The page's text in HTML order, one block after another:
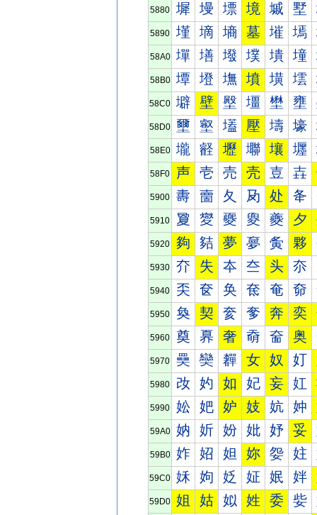
5880 墀 墁 墂 境 墄 墅
5890 墐 墑 墒 墓 墔 墕
58A0 墠 墡 墢 墣 墤 墥
58B0 墰 墱 墲 墳 墴 墵
58C0 壀 壁 壂 壃 壄 壅
58D0 壐 壑 壒 壓 壔 壕
58E0 壠 壡 壢 壣 壤 壥
58F0 声 壱 売 壳 壴 壵
5900 夀 夁 夂 夃 处 夅
5910 夐 夑 夒 夓 夔 夕
5920 夠 夡 夢 夣 夤 夥
5930 夰 失 夲 夳 头 夵
5940 奀 奁 奂 奃 奄 奅
5950 奐 契 奒 奓 奔 奕
5960 奠 奡 奢 奣 奤 奥
5970 奰 奱 奲 女 奴 奵
5980 妀 妁 如 妃 妄 妅
5990 妐 妑 妒 妓 妔 妕
59A0 妠 妡 妢 妣 妤 妥
59B0 妰 妱 妲 妳 妴 妵
59C0 姀 姁 姂 姃 姄 姅
59D0 姐 姑 姒 姓 委 姕